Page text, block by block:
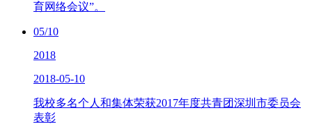
育网络会议”。
05/10
2018
2018-05-10
我校多名个人和集体荣获2017年度共青团深圳市委员会
表彰